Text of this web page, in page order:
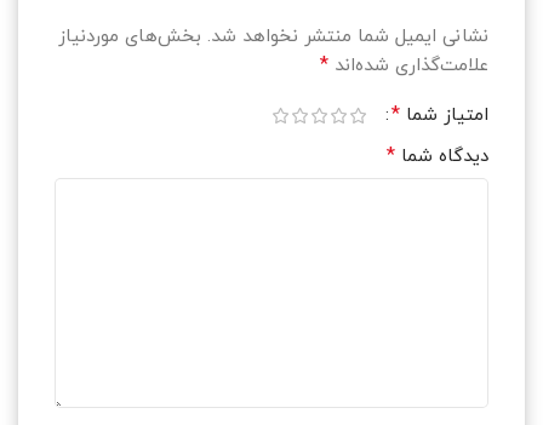
نشانی ایمیل شما منتشر نخواهد شد. بخش‌های موردنیاز
علامت‌گذاری شده‌اند *
امتیاز شما *
دیدگاه شما *